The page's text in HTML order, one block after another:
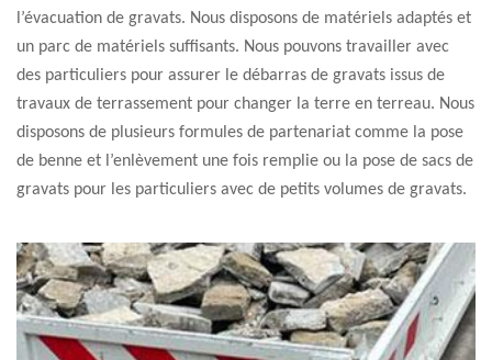
l’évacuation de gravats. Nous disposons de matériels adaptés et
un parc de matériels suffisants. Nous pouvons travailler avec
des particuliers pour assurer le débarras de gravats issus de
travaux de terrassement pour changer la terre en terreau. Nous
disposons de plusieurs formules de partenariat comme la pose
de benne et l’enlèvement une fois remplie ou la pose de sacs de
gravats pour les particuliers avec de petits volumes de gravats.